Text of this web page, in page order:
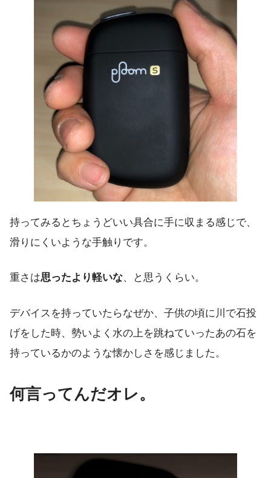
持ってみるとちょうどいい具合に手に収まる感じで、
滑りにくいような手触りです。
重さは思ったより軽いな、と思うくらい。
デバイスを持っていたらなぜか、子供の頃に川で石投
げをした時、勢いよく水の上を跳ねていったあの石を
持っているかのような懐かしさを感じました。
何言ってんだオレ。